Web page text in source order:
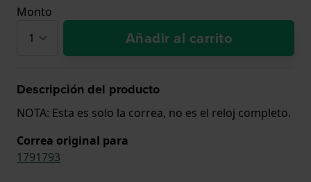
Monto
Añadir al carrito
Descripción del producto
NOTA: Esta es solo la correa, no es el reloj completo.
Correa original para
1791793